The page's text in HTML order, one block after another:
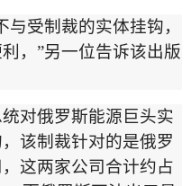
受制裁的实体挂钩，
， ”另一位告诉该出版
对俄罗斯能源巨头实
该制裁针对的是俄罗
这两家公司合计约占